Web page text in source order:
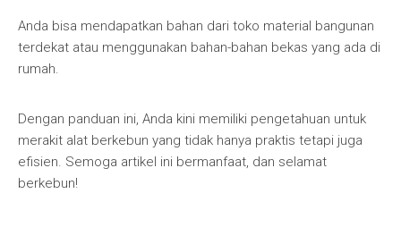
Anda bisa mendapatkan bahan dari toko material bangunan
terdekat atau menggunakan bahan-bahan bekas yang ada di
rumah.
Dengan panduan ini, Anda kini memiliki pengetahuan untuk
merakit alat berkebun yang tidak hanya praktis tetapi juga
efisien. Semoga artikel ini bermanfaat, dan selamat
berkebun!